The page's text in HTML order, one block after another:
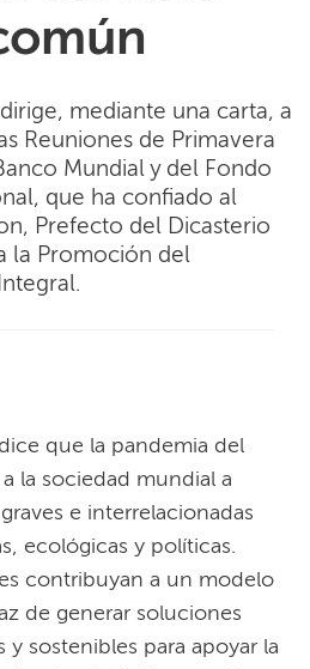
mediante una carta, a
Reuniones de Primavera
Mundial y del Fondo
que ha confiado al
Prefecto del Dicasterio
la Promoción del
que la pandemia del
la sociedad mundial a
e interrelacionadas
ecológicas y políticas.
contribuyan a un modelo
de generar soluciones
y sostenibles para apoyar la